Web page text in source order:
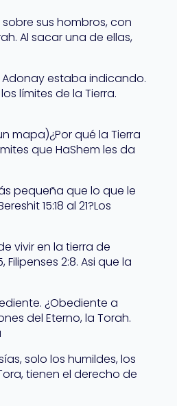
sus hombros, con
Al sacar una de ellas,
Adonay estaba indicando.
límites de la Tierra.
mapa)¿Por qué la Tierra
que HaShem les da
pequeña que lo que le
15:18 al 21?Los
vivir en la tierra de
Filipenses 2:8. Asi que la
¿Obediente a
del Eterno, la Torah.
solo los humildes, los
tienen el derecho de